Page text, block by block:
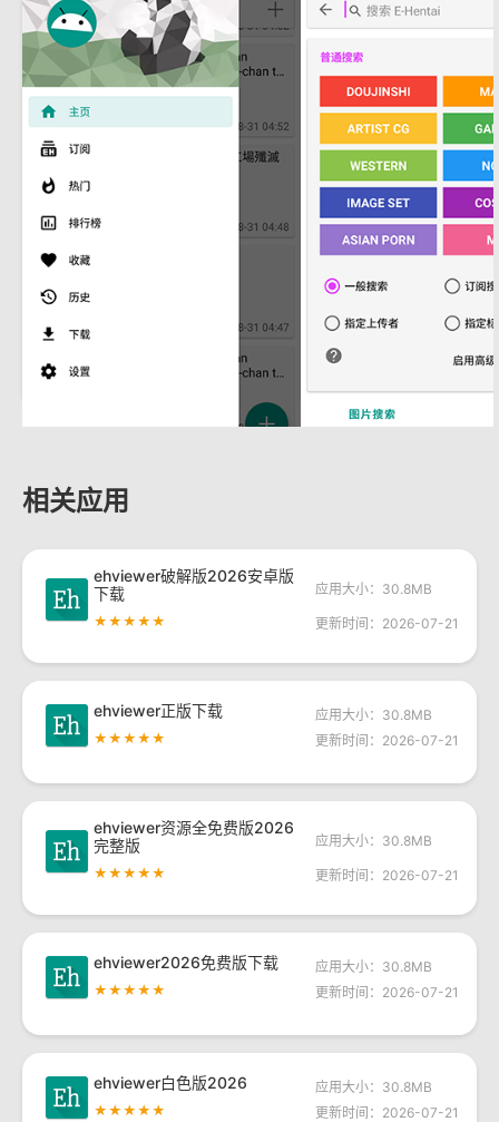
相关应用
ehviewer破解版2026安卓版
下载
★★★★★
应用大小：30.8MB
更新时间：2026-07-21
ehviewer正版下载
★★★★★
应用大小：30.8MB
更新时间：2026-07-21
ehviewer资源全免费版2026
完整版
★★★★★
应用大小：30.8MB
更新时间：2026-07-21
ehviewer2026免费版下载
★★★★★
应用大小：30.8MB
更新时间：2026-07-21
ehviewer白色版2026
★★★★★
应用大小：30.8MB
更新时间：2026-07-21